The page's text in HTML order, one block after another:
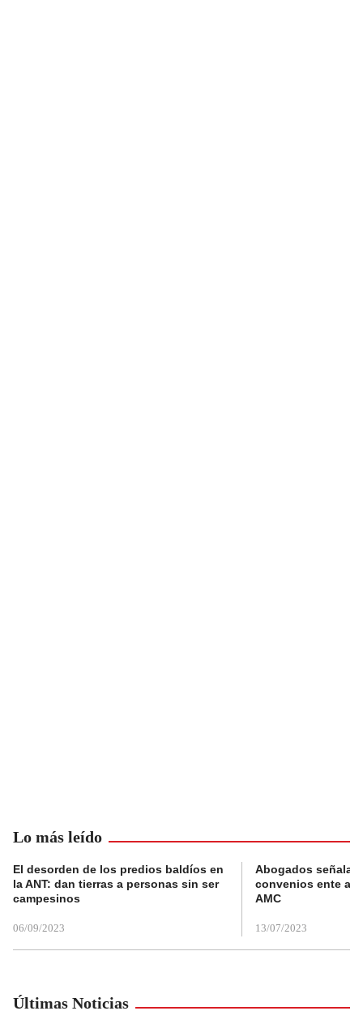
Lo más leído
El desorden de los predios baldíos en
la ANT: dan tierras a personas sin ser
campesinos
06/09/2023
Abogados
convenios ente
AMC
13/07/2023
Últimas Noticias